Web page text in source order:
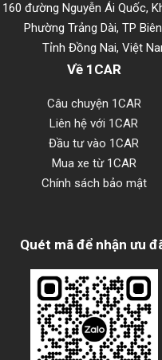
đường Nguyễn Ái Quốc,
Phường Trảng Dài, TP Biên
Tỉnh Đồng Nai, Việt
Về 1CAR
Câu chuyện 1CAR
Liên hệ với 1CAR
Đầu tư vào 1CAR
Mua xe từ 1CAR
Chính sách bảo mật
Quét mã để nhận ưu